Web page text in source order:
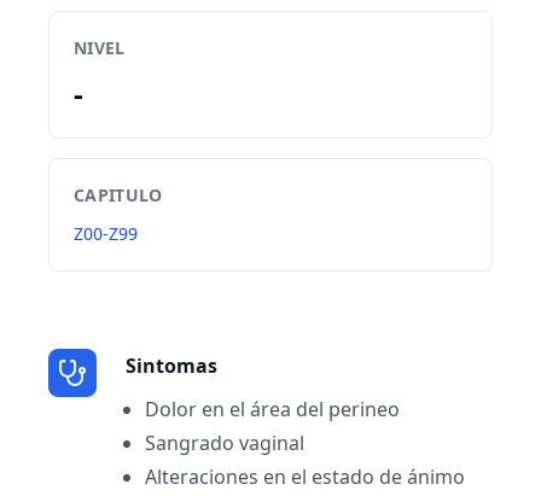
NIVEL
-
CAPITULO
Z00-Z99
Sintomas
Dolor en el área del perineo
Sangrado vaginal
Alteraciones en el estado de ánimo